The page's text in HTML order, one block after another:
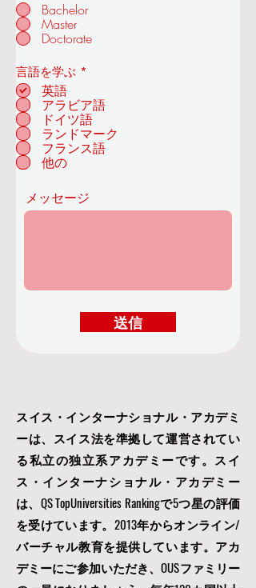
OUS王立経済技術アカデミー
チューリッヒ - スイ
ス
スイス・インターナショナル・アカデミ
ーは、スイス法を準拠して運営されてい
る私立の独立系アカデミーです。スイ
ス・インターナショナル・アカデミー
は、QS TopUniversities Rankingで5つ星の評価
を受けています。2013年からオンライン/
バーチャル教育を提供しています。アカ
デミーにご参加いただき、OUSファミリー
Bachelor
Master
Doctorate
言語を学ぶ *
目
英語
アラビア語
ドイツ語
ランドマーク
フランス語
他の
メッセージ
送信